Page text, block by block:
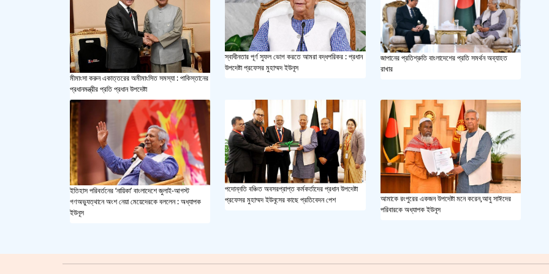
মীমাংসা করুন একাত্তরের অমীমাংসিত সমস্যা : পাকিস্তানের
প্রধানমন্ত্রীর প্রতি প্রধান উপদেষ্টা
স্বাধীনতার পূর্ণ সুফল ভোগ করতে আমরা বদ্ধপরিকর : প্রধান
উপদেষ্টা প্রফেসর মুহাম্মদ ইউনূস
জাপানের প্রতিশ্রুতি বাংলাদেশের প্রতি সমর্থন অব্যাহত
রাখার
ইতিহাস পরিবর্তনের ‘নায়িকা’ বাংলাদেশে জুলাই-আগস্ট
গণঅভ্যুত্থানে অংশ নেয়া মেয়েদেরকে বললেন : অধ্যাপক
ইউনূস
পদোন্নতি বঞ্চিত অবসরপ্রাপ্ত কর্মকর্তাদের প্রধান উপদেষ্টা
প্রফেসর মুহাম্মদ ইউনূসের কাছে প্রতিবেদন পেশ
আমাকে রংপুরের একজন উপদেষ্টা মনে করেন,আবু সাঈদের
পরিবারকে অধ্যাপক ইউনূস